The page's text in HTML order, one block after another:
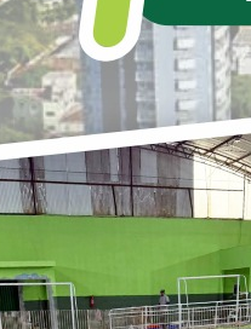
PML -
DE